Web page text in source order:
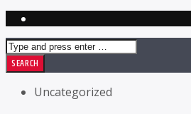
Uncategorized